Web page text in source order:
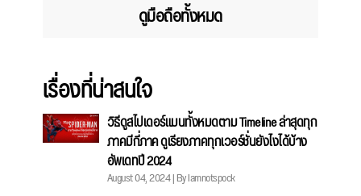
ดูมือถือทั้งหมด
เรื่องที่น่าสนใจ
วิธีดูสไปเดอร์แมนทั้งหมดตาม Timeline ล่าสุดทุก
ภาคมีกี่ภาค ดูเรียงภาคทุกเวอร์ชั่นยังไงได้บ้าง
อัพเดทปี 2024
August 04, 2024 | By Iamnotspock